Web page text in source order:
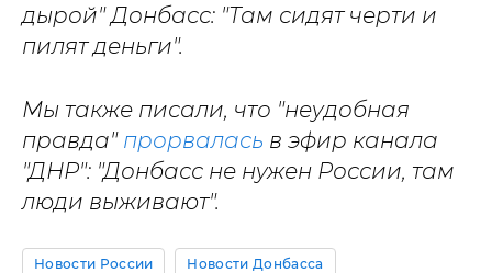
дырой" Донбасс: "Там сидят черти и
пилят деньги".
Мы также писали, что "неудобная
правда" прорвалась в эфир канала
"ДНР": "Донбасс не нужен России, там
люди выживают".
Новости России Новости Донбасса